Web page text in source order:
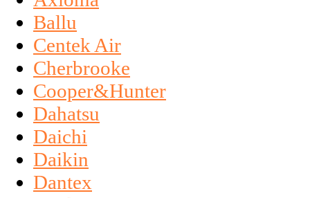
Ballu
Centek Air
Cherbrooke
Cooper&Hunter
Dahatsu
Daichi
Daikin
Dantex